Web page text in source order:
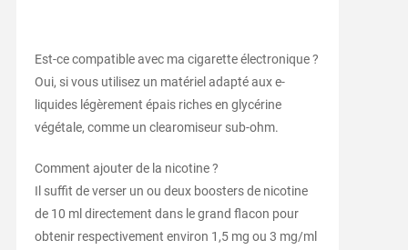
Est-ce compatible avec ma cigarette électronique ?
Oui, si vous utilisez un matériel adapté aux e-
liquides légèrement épais riches en glycérine
végétale, comme un clearomiseur sub-ohm.
Comment ajouter de la nicotine ?
Il suffit de verser un ou deux boosters de nicotine
de 10 ml directement dans le grand flacon pour
obtenir respectivement environ 1,5 mg ou 3 mg/ml